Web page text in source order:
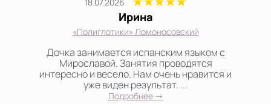
Ирина
«Полиглотики» Ломоносовский
Дочка занимается испанским языком с
Мирославой. Занятия проводятся
интересно и весело. Нам очень нравится и
уже виден результат. ...
Подробнее →